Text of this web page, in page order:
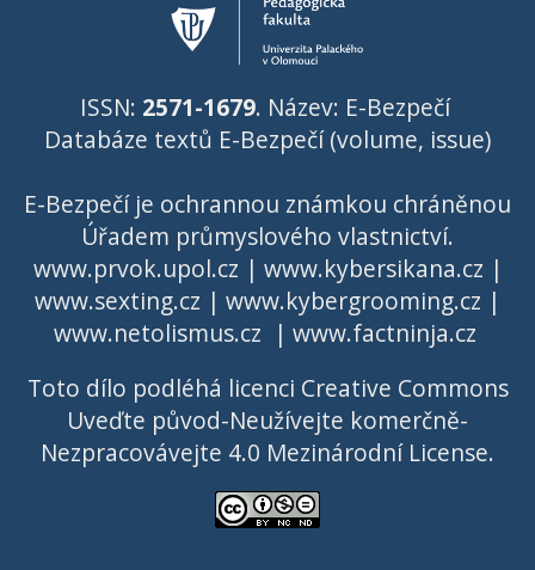
ISSN: 2571-1679. Název: E-Bezpečí
Databáze textů E-Bezpečí (volume, issue)
E-Bezpečí je ochrannou známkou chráněnou
Úřadem průmyslového vlastnictví.
www.prvok.upol.cz | www.kybersikana.cz |
www.sexting.cz | www.kybergrooming.cz |
www.netolismus.cz | www.factninja.cz
Toto dílo podléhá licenci Creative Commons
Uveďte původ-Neužívejte komerčně-
Nezpracovávejte 4.0 Mezinárodní License.